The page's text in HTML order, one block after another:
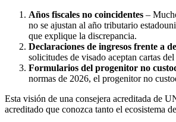
Años fiscales no coincidentes –
no se ajustan al año tributario
que explique la discrepancia.
Declaraciones de ingresos frente a
solicitudes de visado aceptan cartas
Formularios del progenitor no
normas de 2026, el progenitor no
Esta visión de una consejera acreditada de
acreditado que conozca tanto el ecosistema